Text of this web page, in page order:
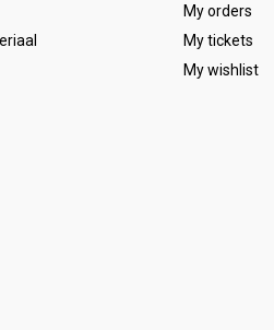
My orders
My tickets
My wishlist